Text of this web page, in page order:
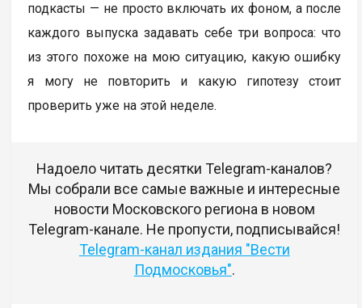
подкасты — не просто включать их фоном, а после
каждого выпуска задавать себе три вопроса: что
из этого похоже на мою ситуацию, какую ошибку
я могу не повторить и какую гипотезу стоит
проверить уже на этой неделе.
Надоело читать десятки Telegram-каналов?
Мы собрали все самые важные и интересные
новости Московского региона в новом
Telegram-канале. Не пропусти, подписывайся!
Telegram-канал издания "Вести
Подмосковья".